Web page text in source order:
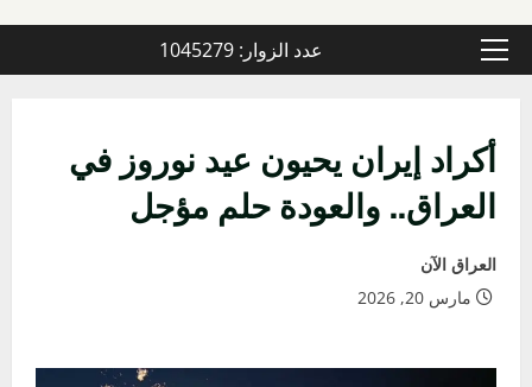
القائمة
عدد الزوار: 1045279
أكراد إيران يحيون عيد نوروز في
العراق.. والعودة حلم مؤجل
العراق الآن
مارس 20, 2026